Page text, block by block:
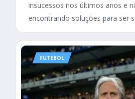
insucessos nos últimos anos e
encontrando soluções para ser
FUTEBOL